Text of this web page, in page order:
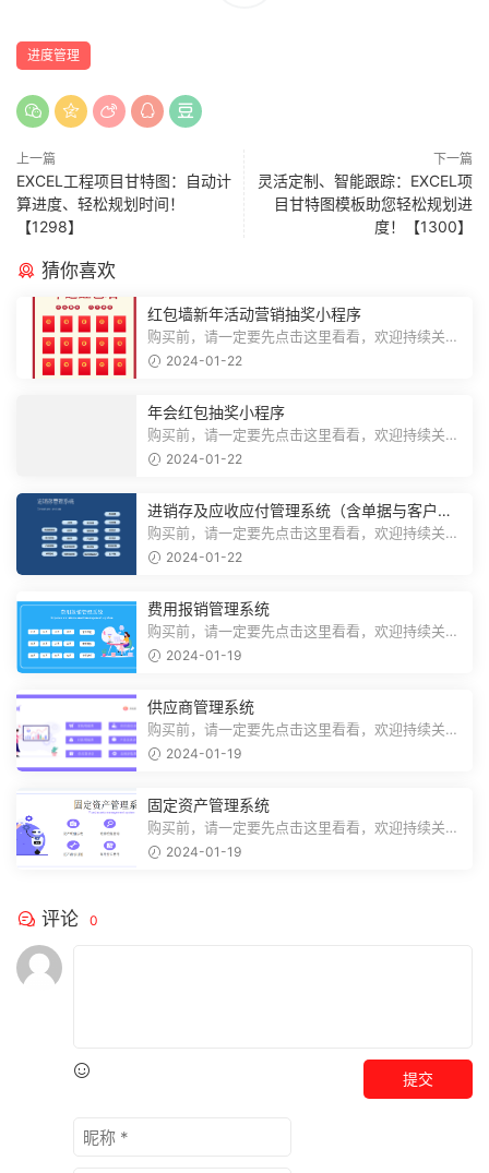
进度管理
上一篇
EXCEL工程项目甘特图：自动计
算进度、轻松规划时间！
【1298】
下一篇
灵活定制、智能跟踪：EXCEL项
目甘特图模板助您轻松规划进
度！【1300】
猜你喜欢
红包墙新年活动营销抽奖小程序
购买前，请一定要先点击这里看看，欢迎持续关
注，精彩模板每天推送预览结束，需要...
2024-01-22
年会红包抽奖小程序
购买前，请一定要先点击这里看看，欢迎持续关
注，精彩模板每天推送预览结束，需要...
2024-01-22
进销存及应收应付管理系统（含单据与客户对
账）
购买前，请一定要先点击这里看看，欢迎持续关
注，精彩模板每天推送预览结束，需要...
2024-01-22
费用报销管理系统
购买前，请一定要先点击这里看看，欢迎持续关
注，精彩模板每天推送预览结束，需要...
2024-01-19
供应商管理系统
购买前，请一定要先点击这里看看，欢迎持续关
注，精彩模板每天推送预览结束，需要...
2024-01-19
固定资产管理系统
购买前，请一定要先点击这里看看，欢迎持续关
注，精彩模板每天推送预览结束，需要...
2024-01-19
评论 0
提交